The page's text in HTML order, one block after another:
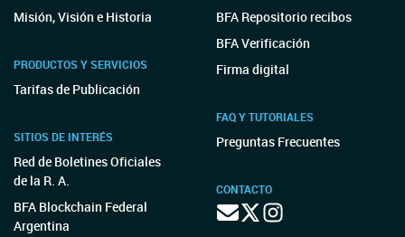
Misión, Visión e Historia
PRODUCTOS Y SERVICIOS
Tarifas de Publicación
SITIOS DE INTERÉS
Red de Boletines Oficiales
de la R. A.
BFA Blockchain Federal
Argentina
BFA Repositorio recibos
BFA Verificación
Firma digital
FAQ Y TUTORIALES
Preguntas Frecuentes
CONTACTO